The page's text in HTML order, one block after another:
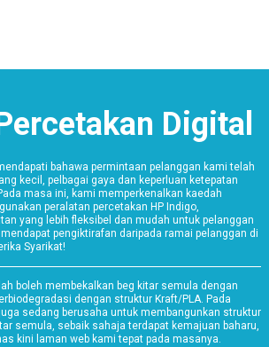
Digital
bahawa permintaan pelanggan kami telah
kecil, pelbagai gaya dan keperluan ketepatan
masa ini, kami memperkenalkan kaedah
peralatan percetakan HP Indigo,
yang lebih fleksibel dan mudah untuk pelanggan
pengiktirafan daripada ramai pelanggan di
Syarikat!
boleh membekalkan beg kitar semula dengan
dengan struktur Kraft/PLA. Pada
sedang berusaha untuk membangunkan struktur
semula, sebaik sahaja terdapat kemajuan baharu,
kini laman web kami tepat pada masanya.